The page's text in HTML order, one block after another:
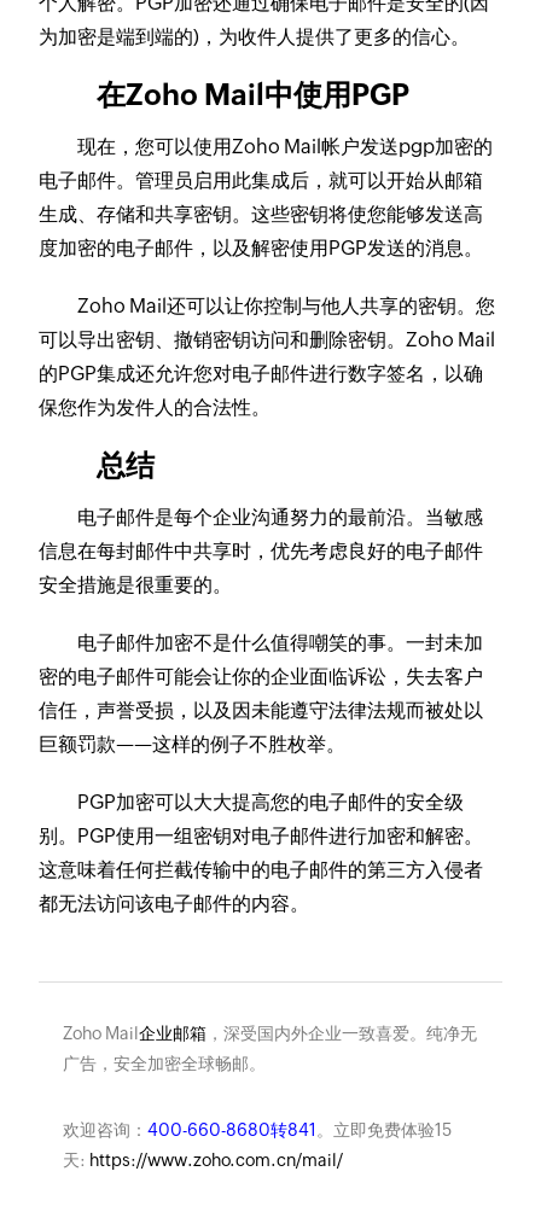
为加密是端到端的)，为收件人提供了更多的信心。
在Zoho Mail中使用PGP
现在，您可以使用Zoho Mail帐户发送pgp加密的
电子邮件。管理员启用此集成后，就可以开始从邮箱
生成、存储和共享密钥。这些密钥将使您能够发送高
度加密的电子邮件，以及解密使用PGP发送的消息。
Zoho Mail还可以让你控制与他人共享的密钥。您
可以导出密钥、撤销密钥访问和删除密钥。Zoho Mail
的PGP集成还允许您对电子邮件进行数字签名，以确
保您作为发件人的合法性。
总结
电子邮件是每个企业沟通努力的最前沿。当敏感
信息在每封邮件中共享时，优先考虑良好的电子邮件
安全措施是很重要的。
电子邮件加密不是什么值得嘲笑的事。一封未加
密的电子邮件可能会让你的企业面临诉讼，失去客户
信任，声誉受损，以及因未能遵守法律法规而被处以
巨额罚款——这样的例子不胜枚举。
PGP加密可以大大提高您的电子邮件的安全级
别。PGP使用一组密钥对电子邮件进行加密和解密。
这意味着任何拦截传输中的电子邮件的第三方入侵者
都无法访问该电子邮件的内容。
Zoho Mail企业邮箱，深受国内外企业一致喜爱。纯净无
广告，安全加密全球畅邮。
欢迎咨询： 400-660-8680转841 。立即免费体验15
天: https://www.zoho.com.cn/mail/